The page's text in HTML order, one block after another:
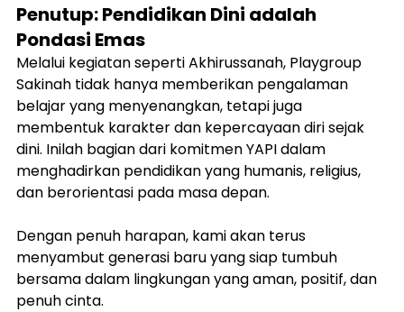
Penutup: Pendidikan Dini adalah
Pondasi Emas
Melalui kegiatan seperti Akhirussanah, Playgroup
Sakinah tidak hanya memberikan pengalaman
belajar yang menyenangkan, tetapi juga
membentuk karakter dan kepercayaan diri sejak
dini. Inilah bagian dari komitmen YAPI dalam
menghadirkan pendidikan yang humanis, religius,
dan berorientasi pada masa depan.
Dengan penuh harapan, kami akan terus
menyambut generasi baru yang siap tumbuh
bersama dalam lingkungan yang aman, positif, dan
penuh cinta.